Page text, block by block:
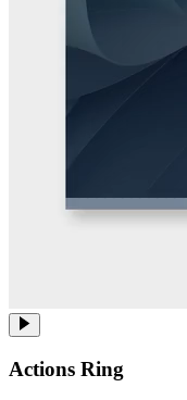
Actions Ring